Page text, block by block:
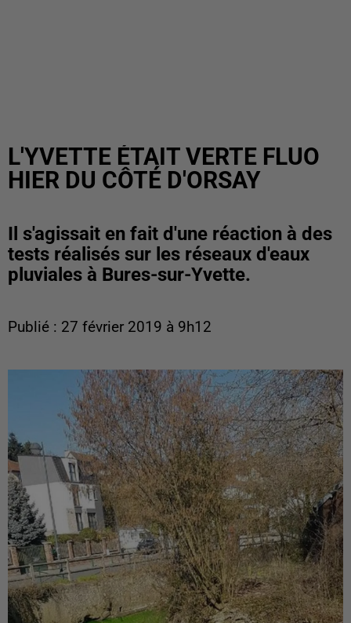
L'YVETTE ÉTAIT VERTE FLUO
HIER DU CÔTÉ D'ORSAY
Il s'agissait en fait d'une réaction à des
tests réalisés sur les réseaux d'eaux
pluviales à Bures-sur-Yvette.
Publié : 27 février 2019 à 9h12